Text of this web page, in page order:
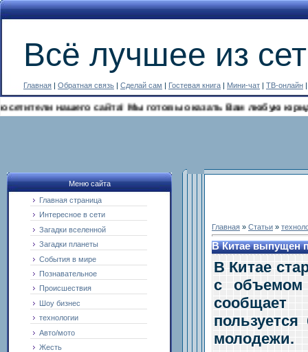
Всё лучшее из
Главная | Обратная связь | Сделай сам | Гостевая книга | Мини-чат | ТВ-онлайн
нашего сайта! Мы готовы оказать Вам любую
Меню сайта
Главная страница
Интересное в сети
Загадки вселенной
Загадки планеты
События в мире
Познавательное
Происшествия
Шоу бизнес
технологии
Авто/мото
Жесть
Главная » Статьи »
В Китае выпущен
В Китае
с объемом
сообщает
молодежи.